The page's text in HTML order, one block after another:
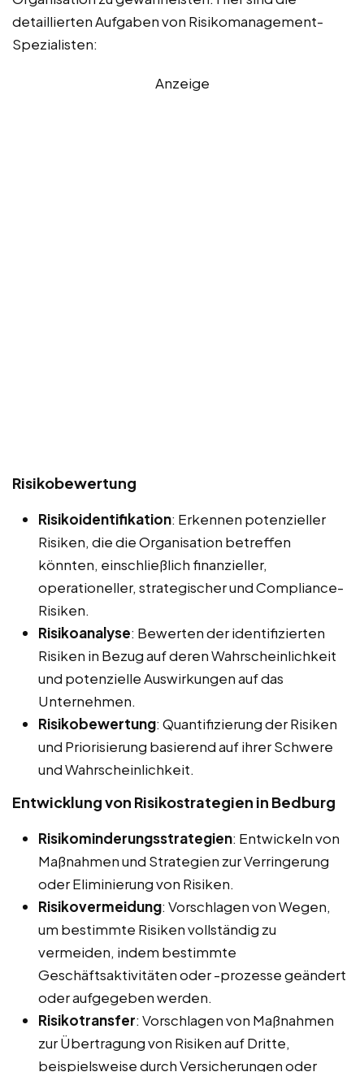
detaillierten Aufgaben von Risikomanagement-
Spezialisten:
Anzeige
Risikobewertung
Risikoidentifikation: Erkennen potenzieller
Risiken, die die Organisation betreffen
könnten, einschließlich finanzieller,
operationeller, strategischer und Compliance-
Risiken.
Risikoanalyse: Bewerten der identifizierten
Risiken in Bezug auf deren Wahrscheinlichkeit
und potenzielle Auswirkungen auf das
Unternehmen.
Risikobewertung: Quantifizierung der Risiken
und Priorisierung basierend auf ihrer Schwere
und Wahrscheinlichkeit.
Entwicklung von Risikostrategien in Bedburg
Risikominderungsstrategien: Entwickeln von
Maßnahmen und Strategien zur Verringerung
oder Eliminierung von Risiken.
Risikovermeidung: Vorschlagen von Wegen,
um bestimmte Risiken vollständig zu
vermeiden, indem bestimmte
Geschäftsaktivitäten oder -prozesse geändert
oder aufgegeben werden.
Risikotransfer: Vorschlagen von Maßnahmen
zur Übertragung von Risiken auf Dritte,
beispielsweise durch Versicherungen oder